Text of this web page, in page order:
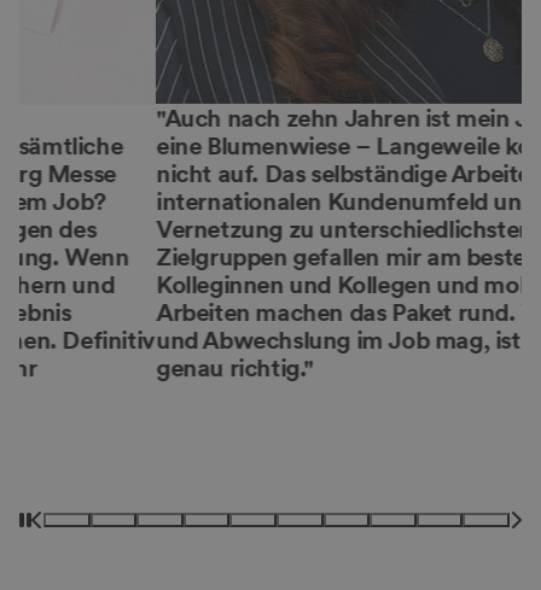
Auch nach zehn Jahren ist mein Job bunt wie
eine Blumenwiese – Langeweile kommt hier
nicht auf. Das selbständige Arbeiten im
internationalen Kundenumfeld und die
Vernetzung zu unterschiedlichsten
Zielgruppen gefallen mir am besten. Tolle
Kolleginnen und Kollegen und mobiles
Arbeiten machen das Paket rund. Wer Action
und Abwechslung im Job mag, ist bei uns
genau richtig.